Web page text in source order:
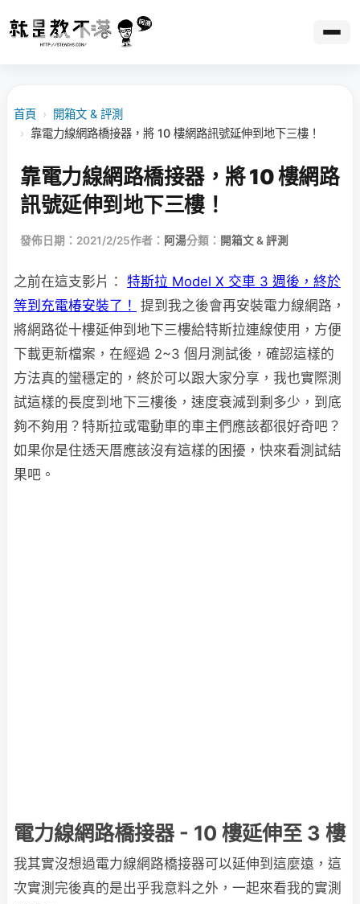
首頁 ›
開箱文 & 評測
› 靠電力線網路橋接器，將 10 樓網路訊號延伸到地下三樓！
靠電力線網路橋接器，將 10 樓網路
訊號延伸到地下三樓！
發佈日期：2021/2/25作者： 阿湯分類： 開箱文 & 評測
之前在這支影片： 特斯拉 Model X 交車 3 週後，終於
等到充電椿安裝了！ 提到我之後會再安裝電力線網路，
將網路從十樓延伸到地下三樓給特斯拉連線使用，方便
下載更新檔案，在經過 2~3 個月測試後，確認這樣的
方法真的蠻穩定的，終於可以跟大家分享，我也實際測
試這樣的長度到地下三樓後，速度衰減到剩多少，到底
夠不夠用？特斯拉或電動車的車主們應該都很好奇吧？
如果你是住透天厝應該沒有這樣的困擾，快來看測試結
果吧。
電力線網路橋接器 - 10 樓延伸至 3 樓
我其實沒想過電力線網路橋接器可以延伸到這麼遠，這
次實測完後真的是出乎我意料之外，一起來看我的實測